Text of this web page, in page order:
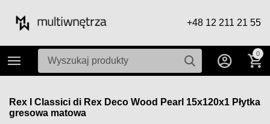
+48 12 211 21 55
0
Rex I Classici di Rex Deco Wood Pearl 15x120x1 Płytka
gresowa matowa